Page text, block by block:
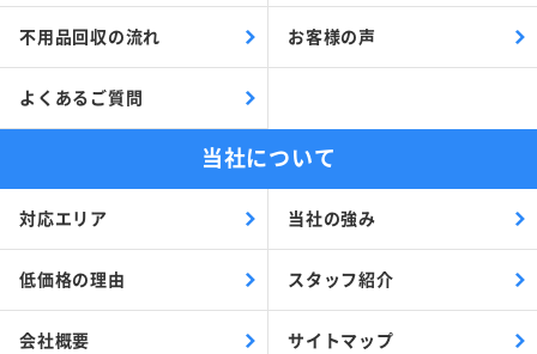
不用品回収の流れ お客様の声
よくあるご質問
当社について
対応エリア 当社の強み
低価格の理由 スタッフ紹介
会社概要 サイトマップ